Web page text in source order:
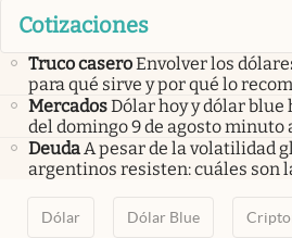
Cotizaciones
Truco caseroEnvolver los
para qué sirve y por qué lo
MercadosDólar hoy y dólar blue
del domingo 9 de agosto minuto
Deuda A pesar de la volatilidad
argentinos resisten: cuáles son
Dólar Dólar Blue